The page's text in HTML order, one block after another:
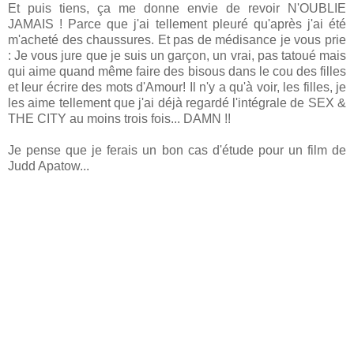
Et puis tiens, ça me donne envie de revoir N'OUBLIE
JAMAIS ! Parce que j'ai tellement pleuré qu'après j'ai été
m'acheté des chaussures. Et pas de médisance je vous prie
: Je vous jure que je suis un garçon, un vrai, pas tatoué mais
qui aime quand même faire des bisous dans le cou des filles
et leur écrire des mots d'Amour! Il n'y a qu'à voir, les filles, je
les aime tellement que j'ai déjà regardé l'intégrale de SEX &
THE CITY au moins trois fois... DAMN !!
Je pense que je ferais un bon cas d'étude pour un film de
Judd Apatow...